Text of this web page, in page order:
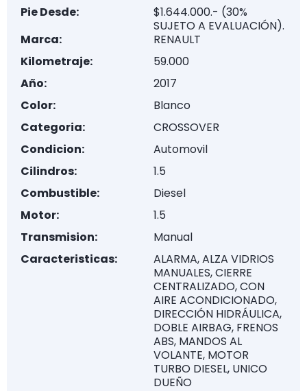
Pie Desde:
$1.644.000.- (30%
SUJETO A EVALUACIÓN).
Marca:
RENAULT
Kilometraje:
59.000
Año:
2017
Color:
Blanco
Categoria:
CROSSOVER
Condicion:
Automovil
Cilindros:
1.5
Combustible:
Diesel
Motor:
1.5
Transmision:
Manual
Caracteristicas:
ALARMA, ALZA VIDRIOS
MANUALES, CIERRE
CENTRALIZADO, CON
AIRE ACONDICIONADO,
DIRECCIÓN HIDRÁULICA,
DOBLE AIRBAG, FRENOS
ABS, MANDOS AL
VOLANTE, MOTOR
TURBO DIESEL, UNICO
DUEÑO